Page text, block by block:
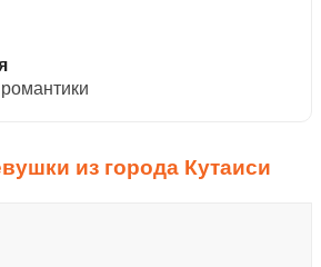
из города Кутаиси